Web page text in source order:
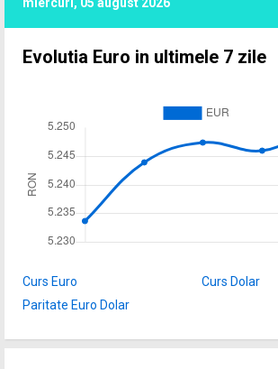
Evolutia Euro in ultimele 7 zile
Curs Euro
Curs Dolar
Paritate Euro Dolar